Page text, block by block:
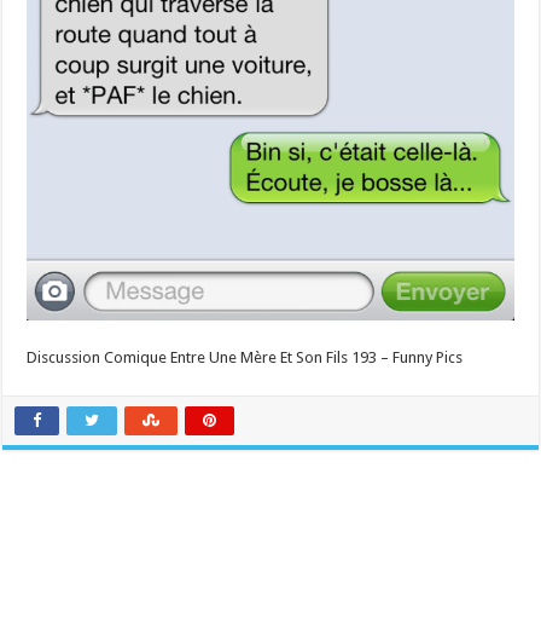
Discussion Comique Entre Une Mère Et Son Fils 193 – Funny Pics